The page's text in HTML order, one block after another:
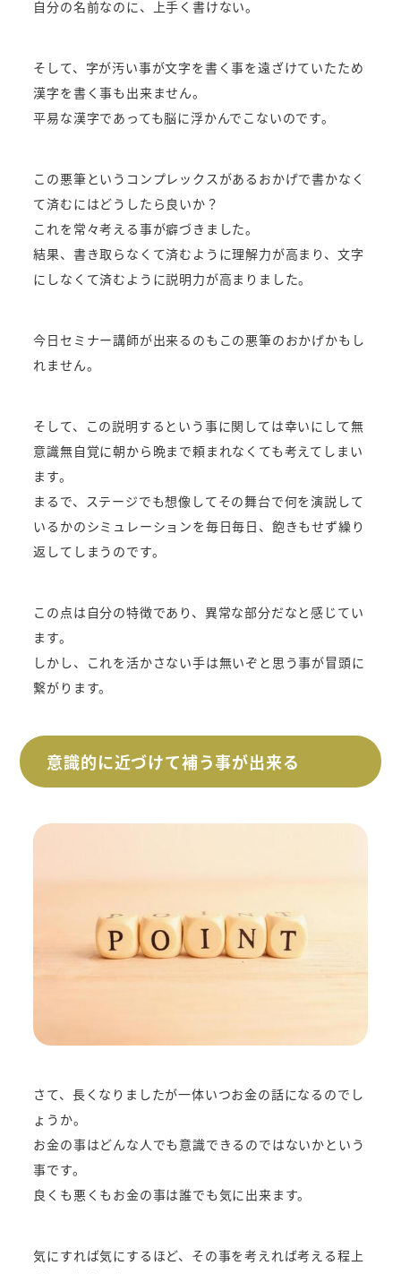
自分の名前なのに、上手く書けない。
そして、字が汚い事が文字を書く事を遠ざけていたため
漢字を書く事も出来ません。
平易な漢字であっても脳に浮かんでこないのです。
この悪筆というコンプレックスがあるおかげで書かなく
て済むにはどうしたら良いか？
これを常々考える事が癖づきました。
結果、書き取らなくて済むように理解力が高まり、文字
にしなくて済むように説明力が高まりました。
今日セミナー講師が出来るのもこの悪筆のおかげかもし
れません。
そして、この説明するという事に関しては幸いにして無
意識無自覚に朝から晩まで頼まれなくても考えてしまい
ます。
まるで、ステージでも想像してその舞台で何を演説して
いるかのシミュレーションを毎日毎日、飽きもせず繰り
返してしまうのです。
この点は自分の特徴であり、異常な部分だなと感じてい
ます。
しかし、これを活かさない手は無いぞと思う事が冒頭に
繋がります。
意識的に近づけて補う事が出来る
さて、長くなりましたが一体いつお金の話になるのでし
ょうか。
お金の事はどんな人でも意識できるのではないかという
事です。
良くも悪くもお金の事は誰でも気に出来ます。
気にすれば気にするほど、その事を考えれば考える程上